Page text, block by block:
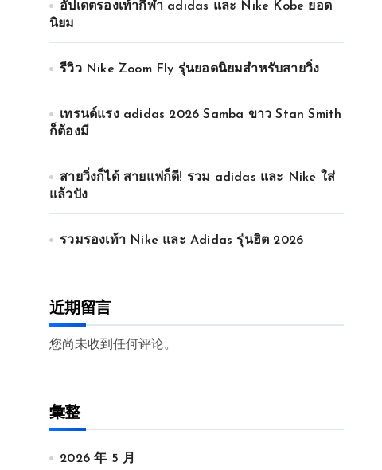
อัปเดตรองเท้ากีฬา adidas และ Nike Kobe ยอด
นิยม
รีวิว Nike Zoom Fly รุ่นยอดนิยมสำหรับสายวิ่ง
เทรนด์แรง adidas 2026 Samba ขาว Stan Smith
ก็ต้องมี
สายวิ่งก็ได้ สายแฟก็ดี! รวม adidas และ Nike ใส่
แล้วปัง
รวมรองเท้า Nike และ Adidas รุ่นฮิต 2026
近期留言
您尚未收到任何评论。
彙整
2026 年 5 月